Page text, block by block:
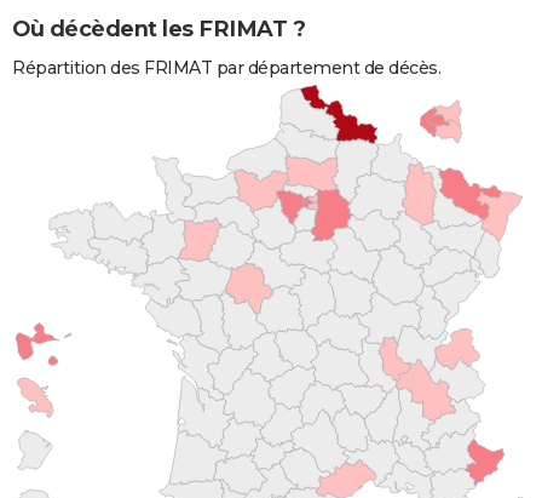
Où décèdent les FRIMAT ?
Répartition des FRIMAT par département de décès.